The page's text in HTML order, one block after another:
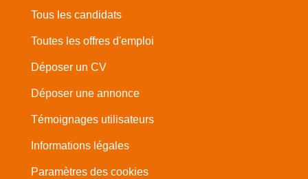
Tous les candidats
Toutes les offres d'emploi
Déposer un CV
Déposer une annonce
Témoignages utilisateurs
Informations légales
Paramètres des cookies